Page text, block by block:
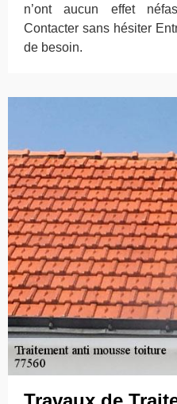
n’ont aucun effet
Contacter sans hésiter
de besoin.